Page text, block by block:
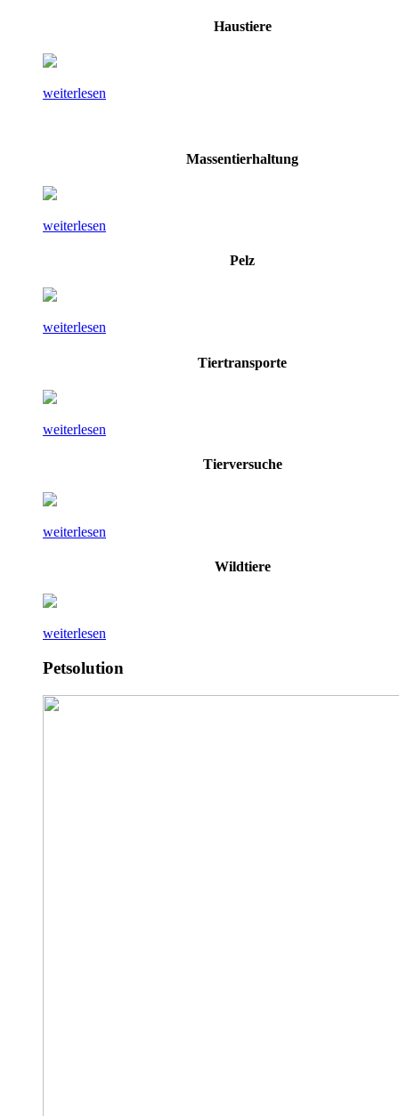
Haustiere
weiterlesen
Massentierhaltung
weiterlesen
Pelz
weiterlesen
Tiertransporte
weiterlesen
Tierversuche
weiterlesen
Wildtiere
weiterlesen
Petsolution